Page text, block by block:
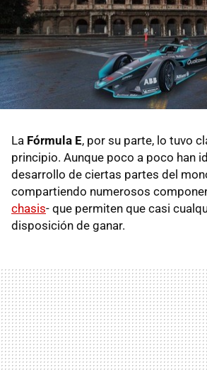
La Fórmula E, por su parte, lo tuvo
principio. Aunque poco a poco han
desarrollo de ciertas partes del
compartiendo numerosos
chasis- que permiten que casi
disposición de ganar.